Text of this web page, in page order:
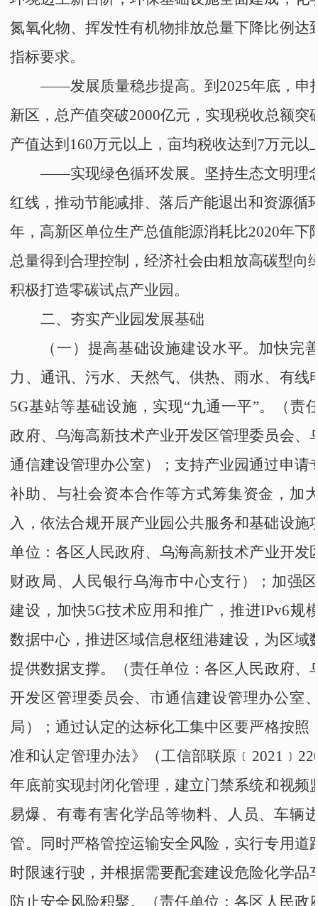
氮氧化物、挥发性有机物排放总量下降比例达
指标要求。
——发展质量稳步提高。到2025年底 ，
新区，总产值突破2000亿元，实现税收总额突
产值达到1 60万元以上 ，亩均税收达到 7万元以
——实现绿色循环发展。坚持生态文明理
红线，推动节能减排、落后产能退出和资源循
年， 高新区单位生产总值能源消耗比2020年下
总量得到合理控制，经济社会由粗放高碳型向
积极打造零碳试点产业园。
二、夯实产业园发展基础
（一）提高基础设施建设水平。 加快完
力、通讯、污水、天然气、供热、雨水、有线
5G基站等基础设施，实现“九通一平”。
（责
政府、 乌海高新技术产业开发区管理委员会、
通信建设管理办公室）；支持产业园通过申请
补助、与社会资本合作等方式筹集资金，加
入，依法合规开展产业园公共服务和基础设施
单位： 各区人民政府、乌海高新技术产业开发
财政局、人民银行乌海市中心支行）； 加强
建设，加快5G技术应用和推广 ，推进IPv6规
数据中心，推进区域信息枢纽港建设，为区域
提供数据支撑。
（责任单位：各区人民政府、
开发区管理委员会、市通信建设管理办公室
局 ）； 通过认定的达标化工集中区要严格按照
准和认定管理办法》
（工信部联原
年底前实现封闭化管理，建立门禁系统和视频
易爆、有毒有害化学品等物料、人员、车辆
管。
同时严格管控运输安全风险，实行专用道
时限速行驶，并根据需要配套建设危险化学品
防止安全风险积聚。 （责任单位：各区人民政